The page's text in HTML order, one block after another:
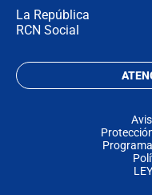
La República
RCN Social